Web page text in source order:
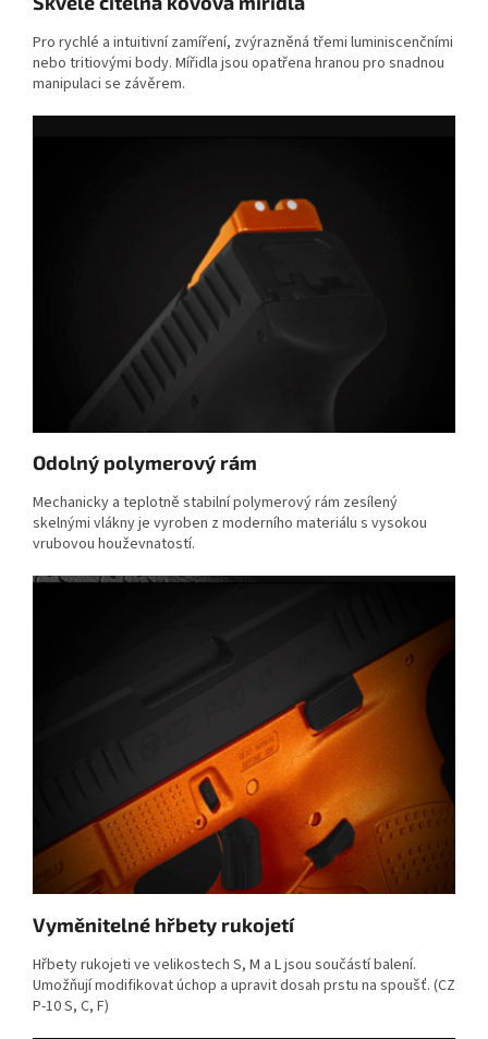
Pro rychlé a intuitivní zamíření, zvýrazněná třemi luminiscenčními
nebo tritiovými body. Mířidla jsou opatřena hranou pro snadnou
manipulaci se závěrem.
Odolný polymerový rám
Mechanicky a teplotně stabilní polymerový rám zesílený
skelnými vlákny je vyroben z moderního materiálu s vysokou
vrubovou houževnatostí.
Vyměnitelné hřbety rukojetí
Hřbety rukojeti ve velikostech S, M a L jsou součástí balení.
Umožňují modifikovat úchop a upravit dosah prstu na spoušť. (CZ
P-10 S, C, F)